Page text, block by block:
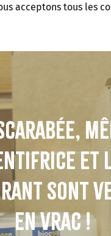
acceptons tous les
et
sont
en vrac !